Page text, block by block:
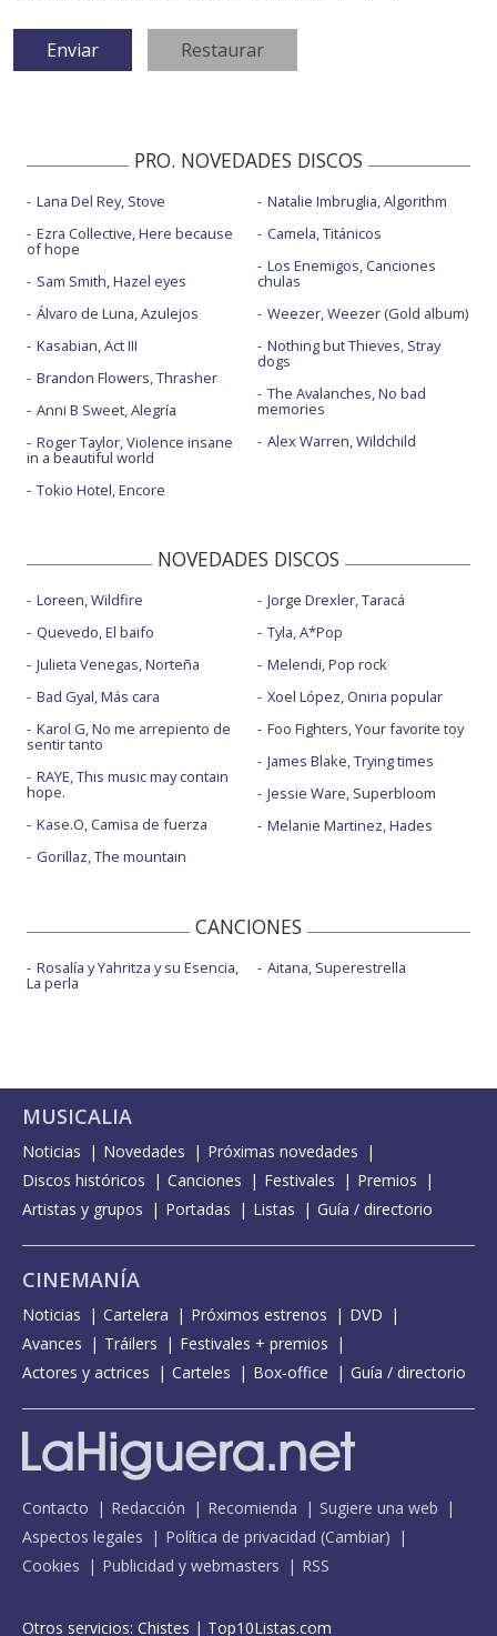
PRO. NOVEDADES DISCOS
Lana Del Rey, Stove
Ezra Collective, Here because
of hope
Sam Smith, Hazel eyes
Álvaro de Luna, Azulejos
Kasabian, Act III
Brandon Flowers, Thrasher
Anni B Sweet, Alegría
Roger Taylor, Violence insane
in a beautiful world
Tokio Hotel, Encore
Natalie Imbruglia, Algorithm
Camela, Titánicos
Los Enemigos, Canciones
chulas
Weezer, Weezer (Gold album)
Nothing but Thieves, Stray
dogs
The Avalanches, No bad
memories
Alex Warren, Wildchild
NOVEDADES DISCOS
Loreen, Wildfire
Quevedo, El baifo
Julieta Venegas, Norteña
Bad Gyal, Más cara
Karol G, No me arrepiento de
sentir tanto
RAYE, This music may contain
hope.
Kase.O, Camisa de fuerza
Gorillaz, The mountain
Jorge Drexler, Taracá
Tyla, A*Pop
Melendi, Pop rock
Xoel López, Oniria popular
Foo Fighters, Your favorite toy
James Blake, Trying times
Jessie Ware, Superbloom
Melanie Martinez, Hades
CANCIONES
Rosalía y Yahritza y su Esencia,
La perla
Aitana, Superestrella
MUSICALIA
Noticias Novedades
Próximas novedades
Discos históricos
Canciones Festivales
Premios
Artistas y grupos
Portadas Listas Guía / directorio
CINEMANÍA
Noticias Cartelera Próximos estrenos
DVD
Avances
Tráilers
Festivales + premios
Actores y actrices
Carteles Box-office Guía / directorio
Contacto Redacción Recomienda
Sugiere una web
Aspectos legales
Política de privacidad (Cambiar)
Cookies
Publicidad y webmasters RSS
Otros servicios: Chistes | Top10Listas.com